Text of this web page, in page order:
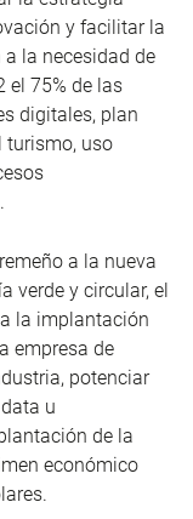
y facilitar la
la necesidad de
el 75% de las
digitales, plan
turismo, uso
a la nueva
verde y circular, el
la implantación
empresa de
potenciar
u
de la
económico